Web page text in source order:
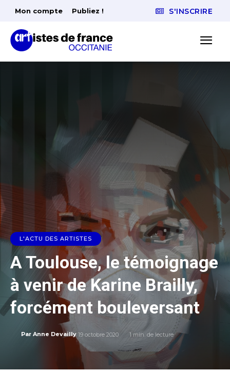
Mon compte Publiez ! S'INSCRIRE
L'ACTU DES ARTISTES
A Toulouse, le témoignage
à venir de Karine Brailly,
forcément bouleversant
Par Anne Devailly 19 octobre 2020 1 min. de lecture